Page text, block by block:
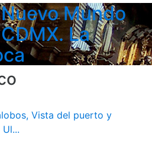
Mundo
La
Vista del puerto y